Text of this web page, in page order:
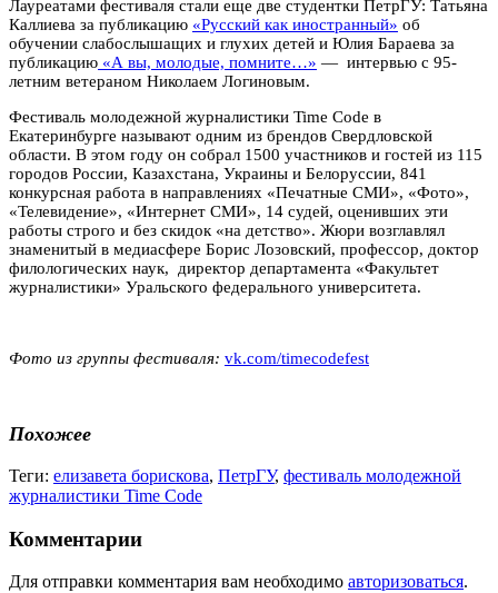
Лауреатами фестиваля стали еще две студентки ПетрГУ: Татьяна
Каллиева за публикацию «Русский как иностранный» об
обучении слабослышащих и глухих детей и Юлия Бараева за
публикацию «А вы, молодые, помните…» — интервью с 95-
летним ветераном Николаем Логиновым.
Фестиваль молодежной журналистики Time Code в
Екатеринбурге называют одним из брендов Свердловской
области. В этом году он собрал 1500 участников и гостей из 115
городов России, Казахстана, Украины и Белоруссии, 841
конкурсная работа в направлениях «Печатные СМИ», «Фото»,
«Телевидение», «Интернет СМИ», 14 судей, оценивших эти
работы строго и без скидок «на детство». Жюри возглавлял
знаменитый в медиасфере Борис Лозовский, профессор, доктор
филологических наук,
директор департамента «Факультет
журналистики» Уральского федерального университета.
Фото из группы фестиваля: vk.com/timecodefest
Похожее
Теги: елизавета борискова, ПетрГУ, фестиваль молодежной
журналистики Time Code
Комментарии
Для отправки комментария вам необходимо авторизоваться.